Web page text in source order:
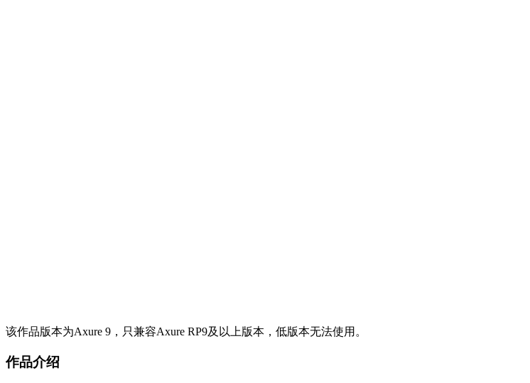
该作品版本为Axure 9，只兼容Axure RP9及以上版本，低版本无法使用。
作品介绍